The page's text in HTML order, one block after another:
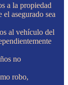
a la propiedad
el asegurado sea
al vehículo del
no
robo,